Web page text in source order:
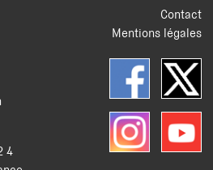
Contact
Mentions légales
4